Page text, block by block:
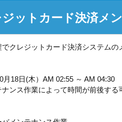
ジットカード決済メ
クレジットカード決済システムの
月18日(木）AM 02:55 ～ AM 04:30
ンス作業によって時間が前後する